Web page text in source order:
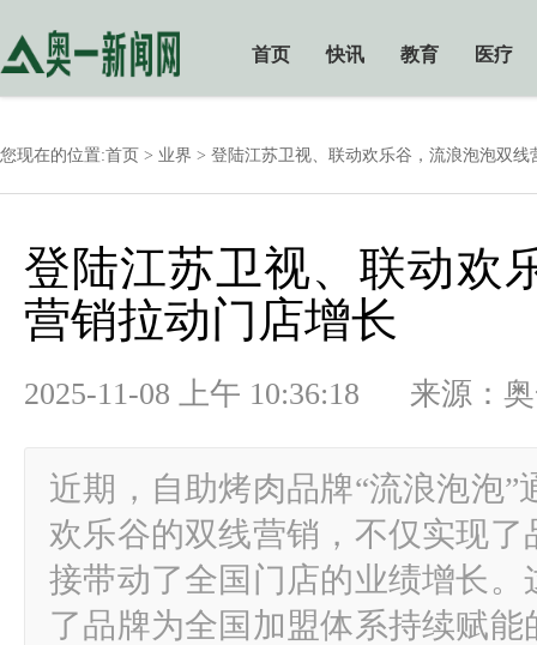
首页 快讯 教育 医疗
您现在的位置:首页 > 业界 > 登陆江苏卫视、联动欢乐谷，流浪泡泡双线
登陆江苏卫视、联动欢
营销拉动门店增长
2025-11-08 上午 10:36:18 来源：
近期，自助烤肉品牌“流浪泡泡
欢乐谷的双线营销，不仅实现
接带动了全国门店的业绩增长
了品牌为全国加盟体系持续赋